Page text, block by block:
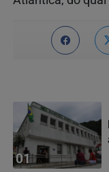
01